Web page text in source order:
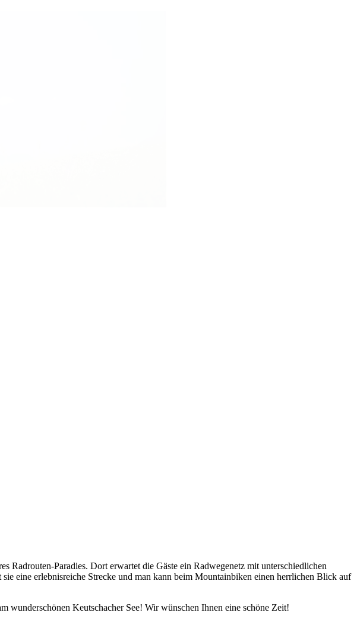
Radrouten-Paradies. Dort erwartet die Gäste ein Radwegenetz mit unterschiedlichen
eine erlebnisreiche Strecke und man kann beim Mountainbiken einen herrlichen Blick auf
wunderschönen Keutschacher See! Wir wünschen Ihnen eine schöne Zeit!